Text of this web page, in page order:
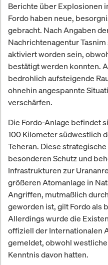
Berichte über Explosionen
Fordo haben neue,
gebracht. Nach Angaben
Nachrichtenagentur
aktiviert worden sein,
bestätigt werden konnten.
bedrohlich aufsteigende
ohnehin angespannte
verschärfen.
Die Fordo-Anlage befindet
100 Kilometer südwestlich
Teheran. Diese
besonderen Schutz und
Infrastrukturen zur
größeren Atomanlage in
Angriffen, mutmaßlich
geworden ist, gilt Fordo als
Allerdings wurde die
offiziell der Internationalen
gemeldet, obwohl
Kenntnis davon hatten.